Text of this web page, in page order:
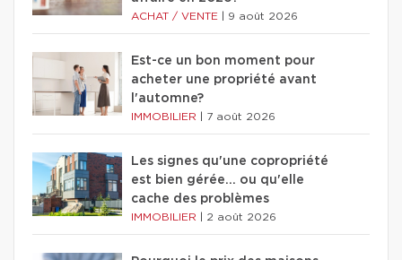
ACHAT / VENTE 9 août 2026
Est-ce un bon moment pour
acheter une propriété avant
l'automne?
IMMOBILIER 7 août 2026
Les signes qu'une copropriété
est bien gérée… ou qu'elle
cache des problèmes
IMMOBILIER 2 août 2026